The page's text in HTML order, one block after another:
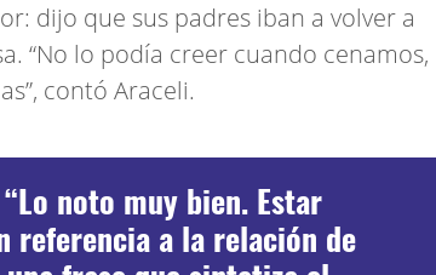
dijo que sus padres iban a volver a
“No lo podía creer cuando cenamos,
contó Araceli.
noto muy bien. Estar
referencia a la relación de